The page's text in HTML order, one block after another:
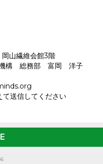
山繊維会館3階
機構 総務部 富岡 洋子
送信してください